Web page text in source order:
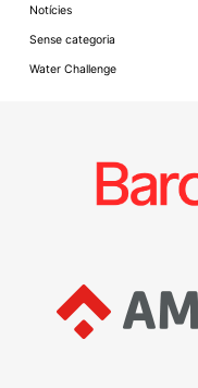
Notícies
Sense categoria
Water Challenge